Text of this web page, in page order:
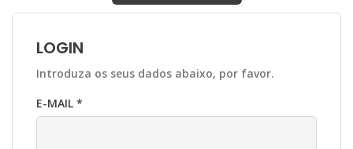
LOGIN
Introduza os seus dados abaixo, por favor.
E-MAIL *